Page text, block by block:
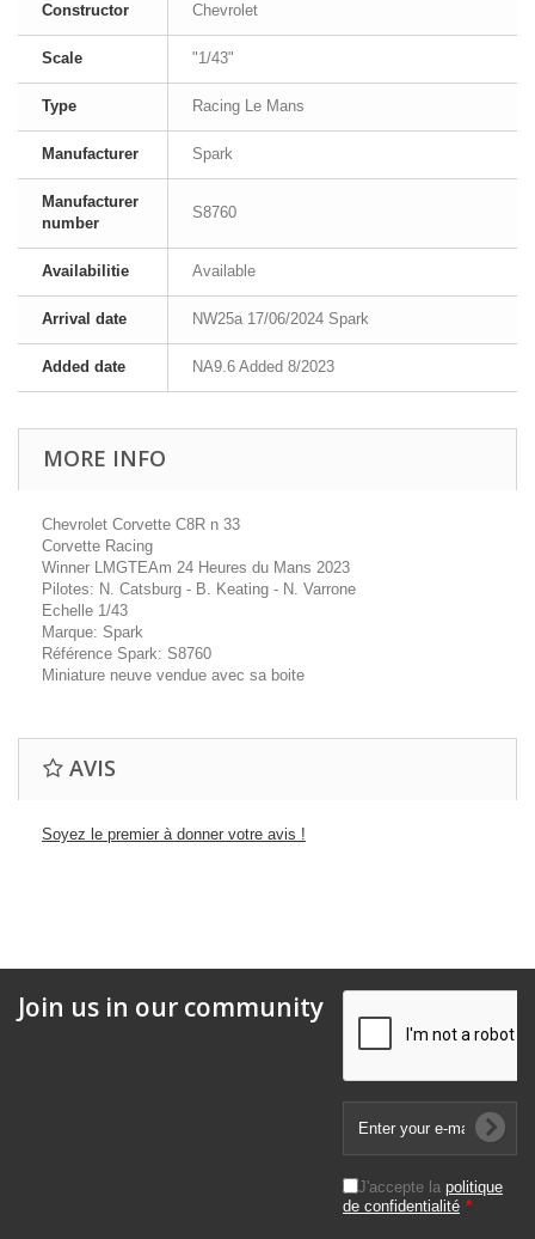
Constructor Chevrolet
Scale "1/43"
Type Racing Le Mans
Manufacturer Spark
Manufacturer
number
S8760
Availabilitie Available
Arrival date NW25a 17/06/2024 Spark
Added date NA9.6 Added 8/2023
MORE INFO
Chevrolet Corvette C8R n 33
Corvette Racing
Winner LMGTEAm 24 Heures du Mans 2023
Pilotes: N. Catsburg - B. Keating - N. Varrone
Echelle 1/43
Marque: Spark
Référence Spark: S8760
Miniature neuve vendue avec sa boite
AVIS
Soyez le premier à donner votre avis !
Join us in our community
J'accepte la politique
de confidentialité *